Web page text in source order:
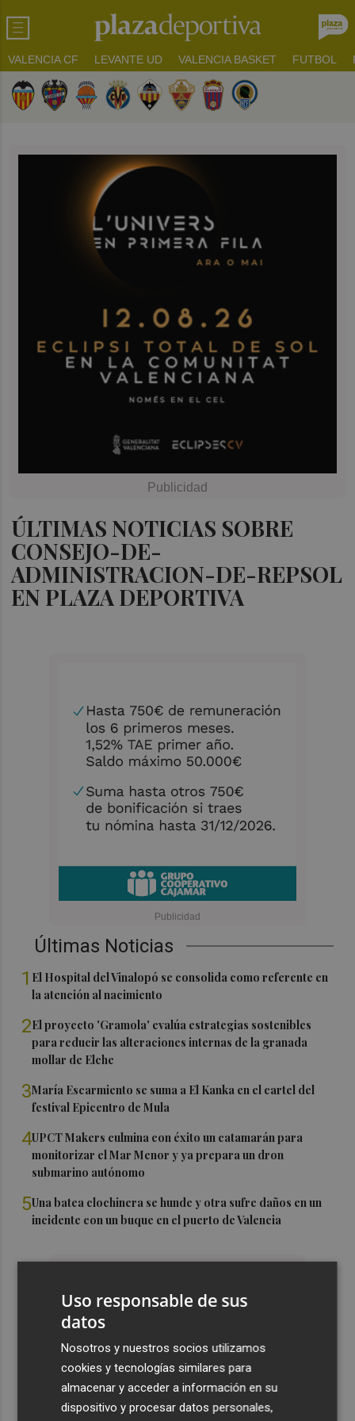
VALENCIA CF LEVANTE UD VALENCIA BASKET FUTBOL
ÚLTIMAS NOTICIAS SOBRE
CONSEJO-DE-
ADMINISTRACION-DE-REPSOL
EN PLAZA DEPORTIVA
Últimas Noticias
1 El Hospital del Vinalopó se consolida como referente en
la atención al nacimiento
2El proyecto 'Gramola' evalúa estrategias sostenibles
para reducir las alteraciones internas de la granada
mollar de Elche
3María Escarmiento se suma a El Kanka en el cartel del
festival Epicentro de Mula
4UPCT Makers culmina con éxito un catamarán para
monitorizar el Mar Menor y ya prepara un dron
submarino autónomo
5Una batea clochinera se hunde y otra sufre daños en un
incidente con un buque en el puerto de Valencia
Uso responsable de sus
datos
Nosotros y nuestros socios utilizamos
cookies y tecnologías similares para
almacenar y acceder a información en su
dispositivo y procesar datos personales,